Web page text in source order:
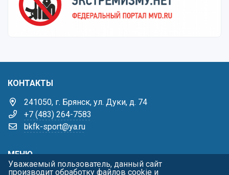
КОНТАКТЫ
241050, г. Брянск, ул. Дуки, д. 74
+7 (483) 264-7583
bkfk-sport@ya.ru
МЕНЮ
Уважаемый пользователь, данный сайт
производит обработку файлов cookie и